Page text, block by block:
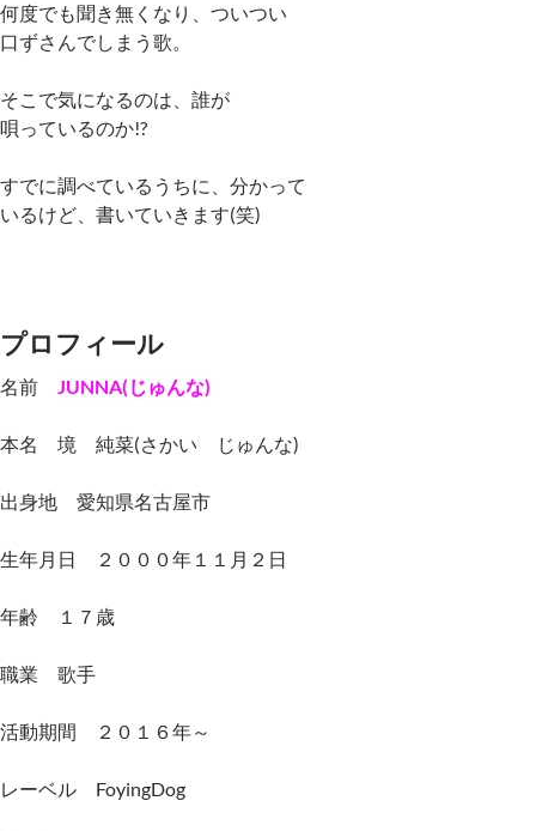
何度でも聞き無くなり、ついつい
口ずさんでしまう歌。
そこで気になるのは、誰が
唄っているのか!?
すでに調べているうちに、分かって
いるけど、書いていきます(笑)
プロフィール
名前 JUNNA(じゅんな)
本名 境 純菜(さかい じゅんな)
出身地 愛知県名古屋市
生年月日 ２０００年１１月２日
年齢 １７歳
職業 歌手
活動期間 ２０１６年～
レーベル FoyingDog